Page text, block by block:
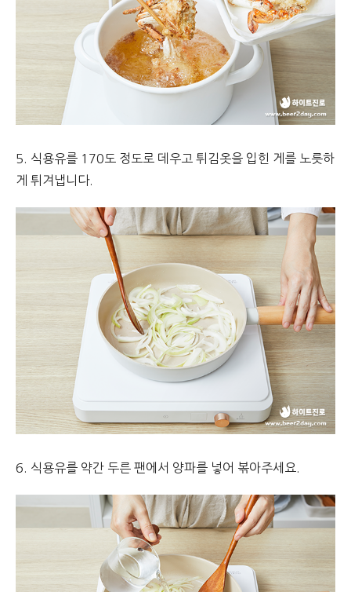
5. 식용유를 170도 정도로 데우고 튀김옷을 입힌 게를 노릇하
게 튀겨냅니다.
6. 식용유를 약간 두른 팬에서 양파를 넣어 볶아주세요.